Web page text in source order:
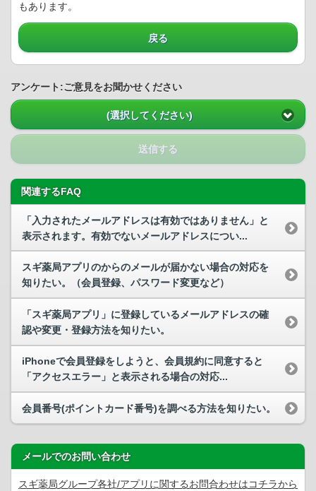
もあります。
戻る
アンケート:ご意見をお聞かせください
(選択してください)
送信する
関連するFAQ
「入力されたメールアドレスは有効ではありません」と
表示されます。有効でないメールアドレスについ...
スギ薬局アプリのからのメールが届かない場合の対応を
知りたい。（会員登録、パスワード変更など）
「スギ薬局アプリ」に登録しているメールアドレスの確
認や変更・登録方法を知りたい。
iPhoneで会員登録をしようと、会員規約に同意すると
「アクセスエラー」と表示される場合の対応...
会員番号(ポイントカード番号)を調べる方法を知りたい。
メールでのお問い合わせ
スギ薬局グループ各社/アプリに関するお問合わせはコチラから